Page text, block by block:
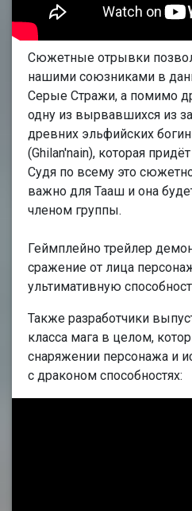
Сюжетные отрывки
нашими союзниками в
Серые Стражи, а помимо
одну из вырвавшихся из
древних эльфийских
(Ghilan'nain), которая
Судя по всему это
важно для Тааш и она
членом группы.
Геймплейно трейлер
сражение от лица
ультимативную
Также разработчики
класса мага в целом,
снаряжении персонажа и
с драконом способностях: